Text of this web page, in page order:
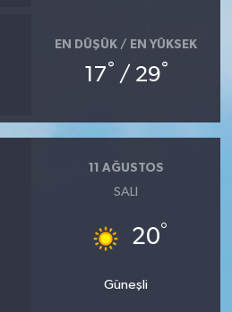
EN DÜŞÜK / EN YÜKSEK
17° / 29°
11 AĞUSTOS
SALI
20°
Güneşli